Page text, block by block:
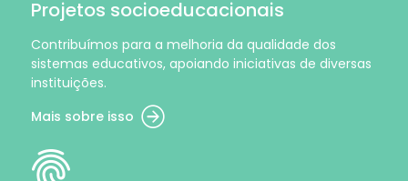
Projetos socioeducacionais
Contribuímos para a melhoria da qualidade dos
sistemas educativos, apoiando iniciativas de diversas
instituições.
Mais sobre isso